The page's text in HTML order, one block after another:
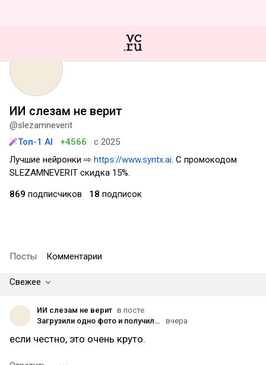
ИИ слезам не верит
@slezamneverit
Топ-1 AI
+4566
с 2025
Лучшие нейронки ⇨ https://www.syntx.ai. С промокодом
SLEZAMNEVERIT скидка 15%.
869 подписчиков 18 подписок
Посты Комментарии
Свежее
ИИ слезам не верит в посте
Загрузили одно фото и получили целую съёмку: 5 промптов, которые хочется повторить
вчера
если честно, это очень круто.